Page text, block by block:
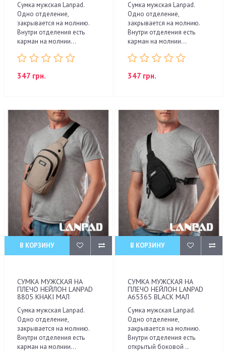
Сумка мужская Lanpad.
Одно отделение,
закрывается на молнию.
Внутри отделения есть
карман на молнии...
347 грн.
Сумка мужская Lanpad.
Одно отделение,
закрывается на молнию.
Внутри отделения есть
карман на молнии...
347 грн.
В КОРЗИНУ
СУМКА МУЖСКАЯ НА
ПЛЕЧО НЕЙЛОН LANPAD
8805 KHAKI МАЛ
Сумка мужская Lanpad.
Одно отделение,
закрывается на молнию.
Внутри отделения есть
карман на молнии...
В КОРЗИНУ
СУМКА МУЖСКАЯ НА
ПЛЕЧО НЕЙЛОН LANPAD
A65365 BLACK МАЛ
Сумка мужская Lanpad.
Одно отделение,
закрывается на молнию.
Внутри отделения есть
открытый боковой ..